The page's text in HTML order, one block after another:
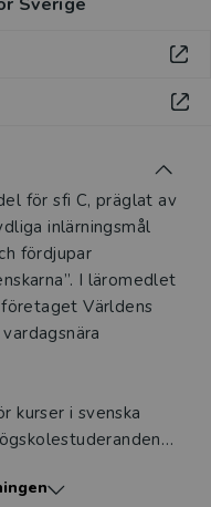
för sfi C, präglat av
inlärningsmål
fördjupar
I läromedlet
Världens
kurser i svenska